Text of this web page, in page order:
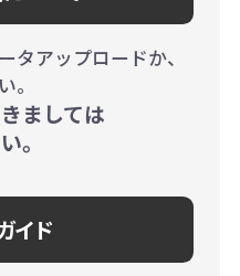
タアップロードか、
。
ましては
。
イド